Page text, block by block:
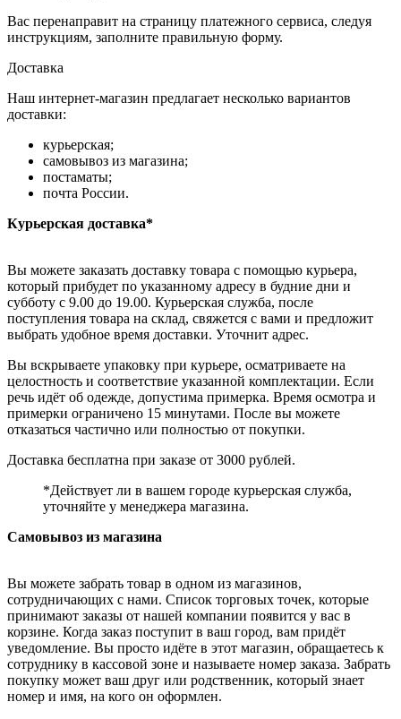
Вас перенаправит на страницу платежного сервиса, следуя
инструкциям, заполните правильную форму.
Доставка
Наш интернет-магазин предлагает несколько вариантов
доставки:
курьерская;
самовывоз из магазина;
постаматы;
почта России.
Курьерская доставка*
Вы можете заказать доставку товара с помощью курьера,
который прибудет по указанному адресу в будние дни и
субботу с 9.00 до 19.00. Курьерская служба, после
поступления товара на склад, свяжется с вами и предложит
выбрать удобное время доставки. Уточнит адрес.
Вы вскрываете упаковку при курьере, осматриваете на
целостность и соответствие указанной комплектации. Если
речь идёт об одежде, допустима примерка. Время осмотра и
примерки ограничено 15 минутами. После вы можете
отказаться частично или полностью от покупки.
Доставка бесплатна при заказе от 3000 рублей.
*Действует ли в вашем городе курьерская служба,
уточняйте у менеджера магазина.
Самовывоз из магазина
Вы можете забрать товар в одном из магазинов,
сотрудничающих с нами. Список торговых точек, которые
принимают заказы от нашей компании появится у вас в
корзине. Когда заказ поступит в ваш город, вам придёт
уведомление. Вы просто идёте в этот магазин, обращаетесь к
сотруднику в кассовой зоне и называете номер заказа. Забрать
покупку может ваш друг или родственник, который знает
номер и имя, на кого он оформлен.